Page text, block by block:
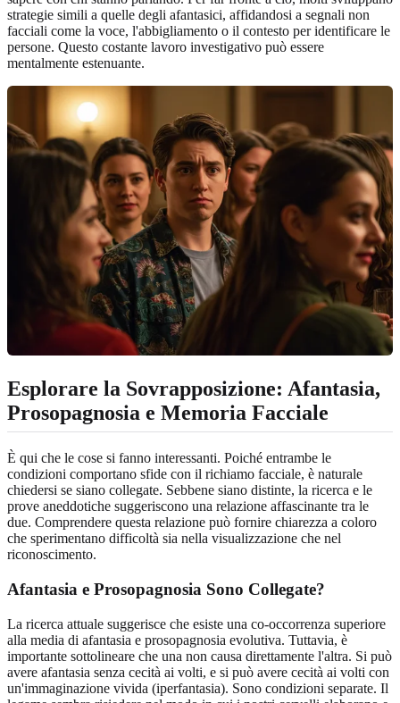
strategie simili a quelle degli afantasici, affidandosi a segnali non
facciali come la voce, l'abbigliamento o il contesto per identificare le
persone. Questo costante lavoro investigativo può essere
mentalmente estenuante.
Esplorare la Sovrapposizione: Afantasia,
Prosopagnosia e Memoria Facciale
È qui che le cose si fanno interessanti. Poiché entrambe le
condizioni comportano sfide con il richiamo facciale, è naturale
chiedersi se siano collegate. Sebbene siano distinte, la ricerca e le
prove aneddotiche suggeriscono una relazione affascinante tra le
due. Comprendere questa relazione può fornire chiarezza a coloro
che sperimentano difficoltà sia nella visualizzazione che nel
riconoscimento.
Afantasia e Prosopagnosia Sono Collegate?
La ricerca attuale suggerisce che esiste una co-occorrenza superiore
alla media di afantasia e prosopagnosia evolutiva. Tuttavia, è
importante sottolineare che una non causa direttamente l'altra. Si può
avere afantasia senza cecità ai volti, e si può avere cecità ai volti con
un'immaginazione vivida (iperfantasia). Sono condizioni separate. Il